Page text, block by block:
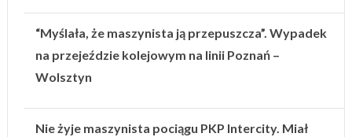
“Myślała, że maszynista ją przepuszcza”. Wypadek
na przejeździe kolejowym na linii Poznań –
Wolsztyn
Nie żyje maszynista pociągu PKP Intercity. Miał